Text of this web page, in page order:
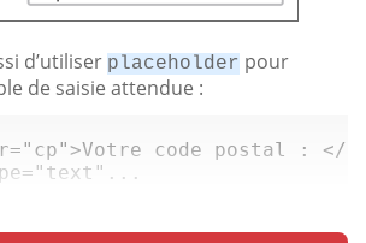
d’utiliser placeholder pour
de saisie attendue :
="cp">Votre code postal : </
= "text" ...